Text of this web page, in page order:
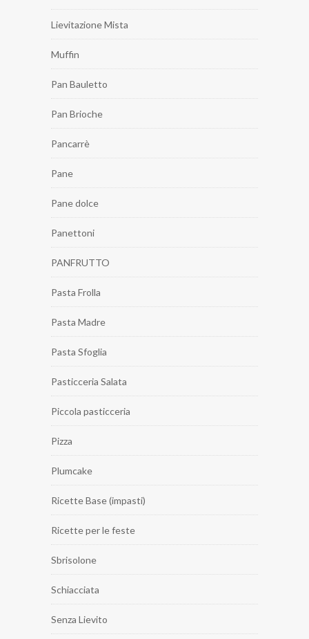
Lievitazione Mista
Muffin
Pan Bauletto
Pan Brioche
Pancarrè
Pane
Pane dolce
Panettoni
PANFRUTTO
Pasta Frolla
Pasta Madre
Pasta Sfoglia
Pasticceria Salata
Piccola pasticceria
Pizza
Plumcake
Ricette Base (impasti)
Ricette per le feste
Sbrisolone
Schiacciata
Senza Lievito